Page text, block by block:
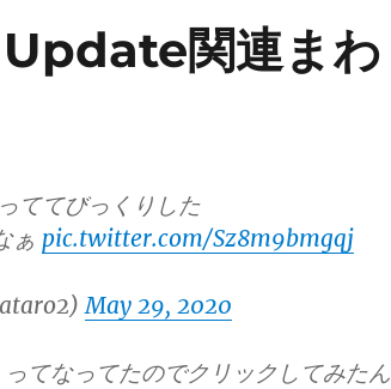
関連まわ
ててびっくりした
ぁ pic.twitter.com/Sz8m9bmgqj
May 29, 2020
てなってたのでクリックしてみたん